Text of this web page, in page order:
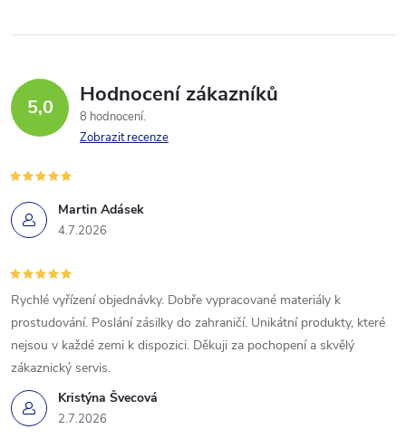
ů
l
d
a
c
í
p
r
v
k
y
v
5,0 Hodnocení zákazníků
8 hodnocení
Zobrazit recenze
Martin Adásek
4.7.2026
Kristýna Švecová
2.7.2026
Rychlé vyřízení objednávky. Dobře vypracované materiály k
prostudování. Poslání zásilky do zahraničí. Unikátní produkty, které
nejsou v každé zemi k dispozici. Děkuji za pochopení a skvělý
zákaznický servis.